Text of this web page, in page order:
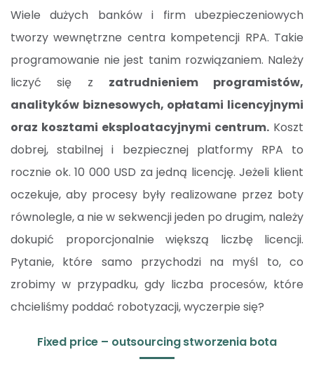
Wiele dużych banków i firm ubezpieczeniowych
tworzy wewnętrzne centra kompetencji RPA. Takie
programowanie nie jest tanim rozwiązaniem. Należy
liczyć się z zatrudnieniem programistów,
analityków biznesowych, opłatami licencyjnymi
oraz kosztami eksploatacyjnymi centrum. Koszt
dobrej, stabilnej i bezpiecznej platformy RPA to
rocznie ok. 10 000 USD za jedną licencję. Jeżeli klient
oczekuje, aby procesy były realizowane przez boty
równolegle, a nie w sekwencji jeden po drugim, należy
dokupić proporcjonalnie większą liczbę licencji.
Pytanie, które samo przychodzi na myśl to, co
zrobimy w przypadku, gdy liczba procesów, które
chcieliśmy poddać robotyzacji, wyczerpie się?
Fixed price – outsourcing stworzenia bota